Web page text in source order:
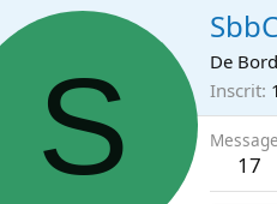
S De
Inscrit
17